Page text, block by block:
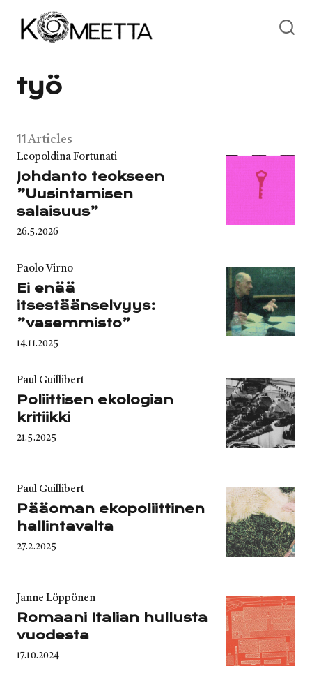
työ
11Articles
Category
Leopoldina Fortunati
Johdanto teokseen
”Uusintamisen
salaisuus”
Published
26.5.2026
Category
Paolo Virno
Ei enää
itsestäänselvyys:
”vasemmisto”
Published
14.11.2025
Category
Paul Guillibert
Poliittisen ekologian
kritiikki
Published
21.5.2025
Category
Paul Guillibert
Pääoman ekopoliittinen
hallintavalta
Published
27.2.2025
Category
Janne Löppönen
Romaani Italian hullusta
vuodesta
Published
17.10.2024